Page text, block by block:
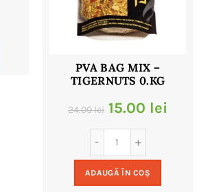
PVA BAG MIX –
TIGERNUTS 0.KG
24.00lei Prețul
inițial
a
fost:
15.00 lei
ADAUGĂ ÎN COȘ